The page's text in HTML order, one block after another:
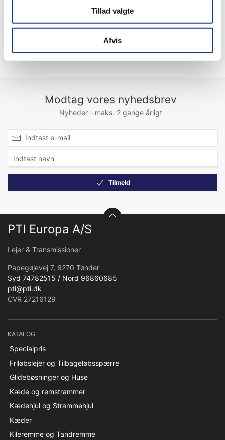
Tillad valgte
Afvis
logge ind!
Modtag vores nyhedsbrev
Nyheder - maks. 2 gange årligt
Tilmeld
PTI Europa A/S
Lejer & Transmissioner
Papegøjevej 7, 6270 Tønder
Syd 74782515 / Nord 96860685
pti@pti.dk
CVR 27216129
KATALOG
Specialpris
Friløbslejer og Tilbageløbsspærre
Glidebøsninger og Huse
Kæde og remstrammer
Kædehjul og Strammehjul
Kæder
Kileremme og Tandremme